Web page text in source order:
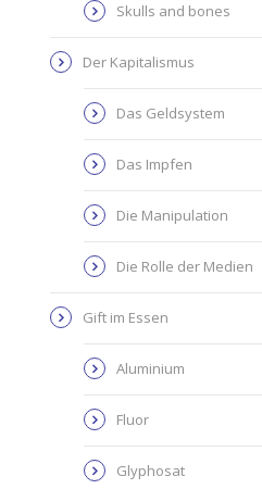
Skulls and bones
Der Kapitalismus
Das Geldsystem
Das Impfen
Die Manipulation
Die Rolle der Medien
Gift im Essen
Aluminium
Fluor
Glyphosat